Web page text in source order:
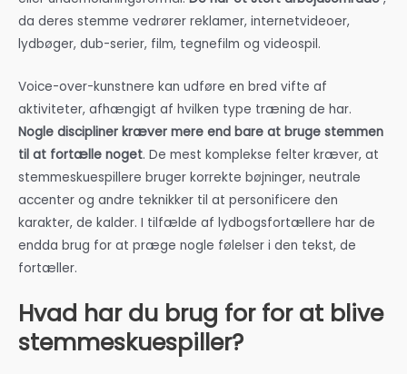
da deres stemme vedrører reklamer, internetvideoer,
lydbøger, dub-serier, film, tegnefilm og videospil.
Voice-over-kunstnere kan udføre en bred vifte af
aktiviteter, afhængigt af hvilken type træning de har.
Nogle discipliner kræver mere end bare at bruge stemmen
til at fortælle noget. De mest komplekse felter kræver, at
stemmeskuespillere bruger korrekte bøjninger, neutrale
accenter og andre teknikker til at personificere den
karakter, de kalder. I tilfælde af lydbogsfortællere har de
endda brug for at præge nogle følelser i den tekst, de
fortæller.
Hvad har du brug for for at blive
stemmeskuespiller?